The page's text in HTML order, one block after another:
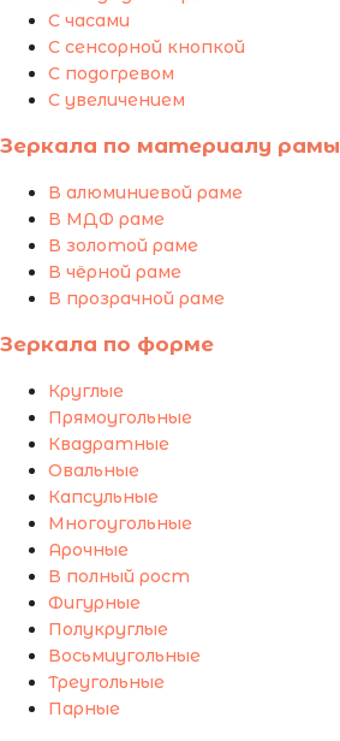
С часами
С сенсорной кнопкой
С подогревом
С увеличением
Зеркала по материалу рамы
В алюминиевой раме
В МДФ раме
В золотой раме
В чёрной раме
В прозрачной раме
Зеркала по форме
Круглые
Прямоугольные
Квадратные
Овальные
Капсульные
Многоугольные
Арочные
В полный рост
Фигурные
Полукруглые
Восьмиугольные
Треугольные
Парные